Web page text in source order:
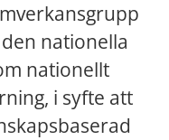
nationella
nationellt
i syfte att